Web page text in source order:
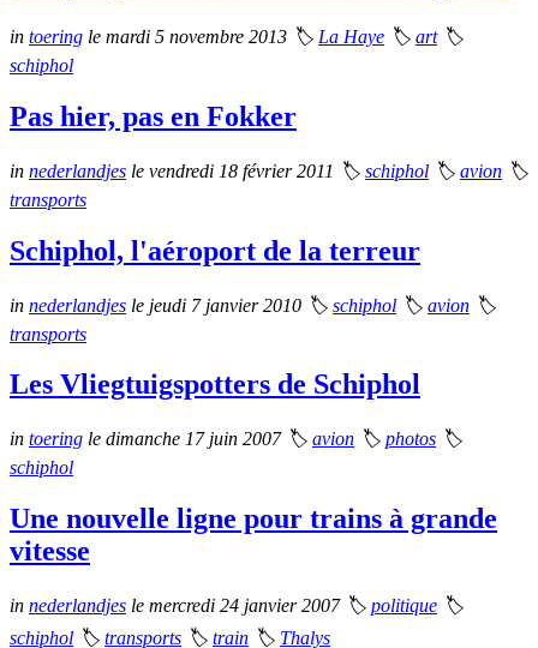
in toering le mardi 5 novembre 2013 🏷 La Haye 🏷 art 🏷
schiphol
Pas hier, pas en Fokker
in nederlandjes le vendredi 18 février 2011 🏷 schiphol 🏷 avion 🏷
transports
Schiphol, l'aéroport de la terreur
in nederlandjes le jeudi 7 janvier 2010 🏷 schiphol 🏷 avion 🏷
transports
Les Vliegtuigspotters de Schiphol
in toering le dimanche 17 juin 2007 🏷 avion 🏷 photos 🏷
schiphol
Une nouvelle ligne pour trains à grande
vitesse
in nederlandjes le mercredi 24 janvier 2007 🏷 politique 🏷
schiphol 🏷 transports 🏷 train 🏷 Thalys